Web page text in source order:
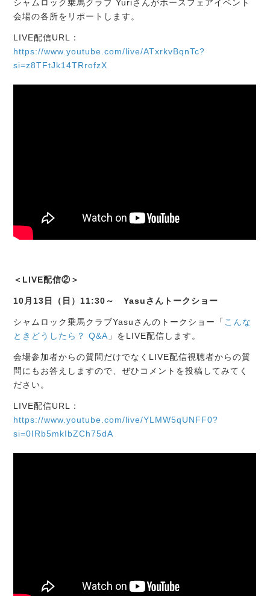
シャムロック乗馬クラブ Yuriさんがホースフェアイベント
会場の各所をリポートします。
LIVE配信URL：
https://www.youtube.com/live/ATxrkvBqnTc?
si=z8TFtJk14TRrofzX
＜LIVE配信②＞
10月13日（日）11:30～ Yasuさんトークショー
シャムロック乗馬クラブYasuさんのトークショー「 こんな
ときどうしたら？ Q&A 」をLIVE配信します。
会場参加者からの質問だけでなくLIVE配信視聴者からの質
問にもお答えしますので、ぜひコメントを投稿してみてく
ださい。
LIVE配信URL：
https://www.youtube.com/live/YLMW5qUNFF0?
si=0IRb5mkIbZCh75dA